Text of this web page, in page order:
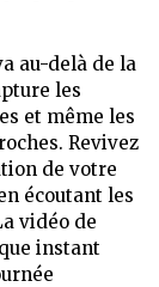
au-delà de la
les
et même les
Revivez
de votre
écoutant les
vidéo de
instant